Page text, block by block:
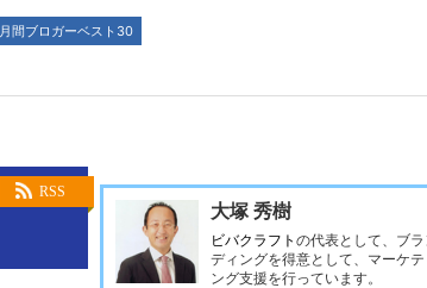
月間ブロガーベスト30
RSS
大塚 秀樹
ビバクラフト の代表として、ブラ
ディングを得意として、マーケテ
ング支援を行っています。